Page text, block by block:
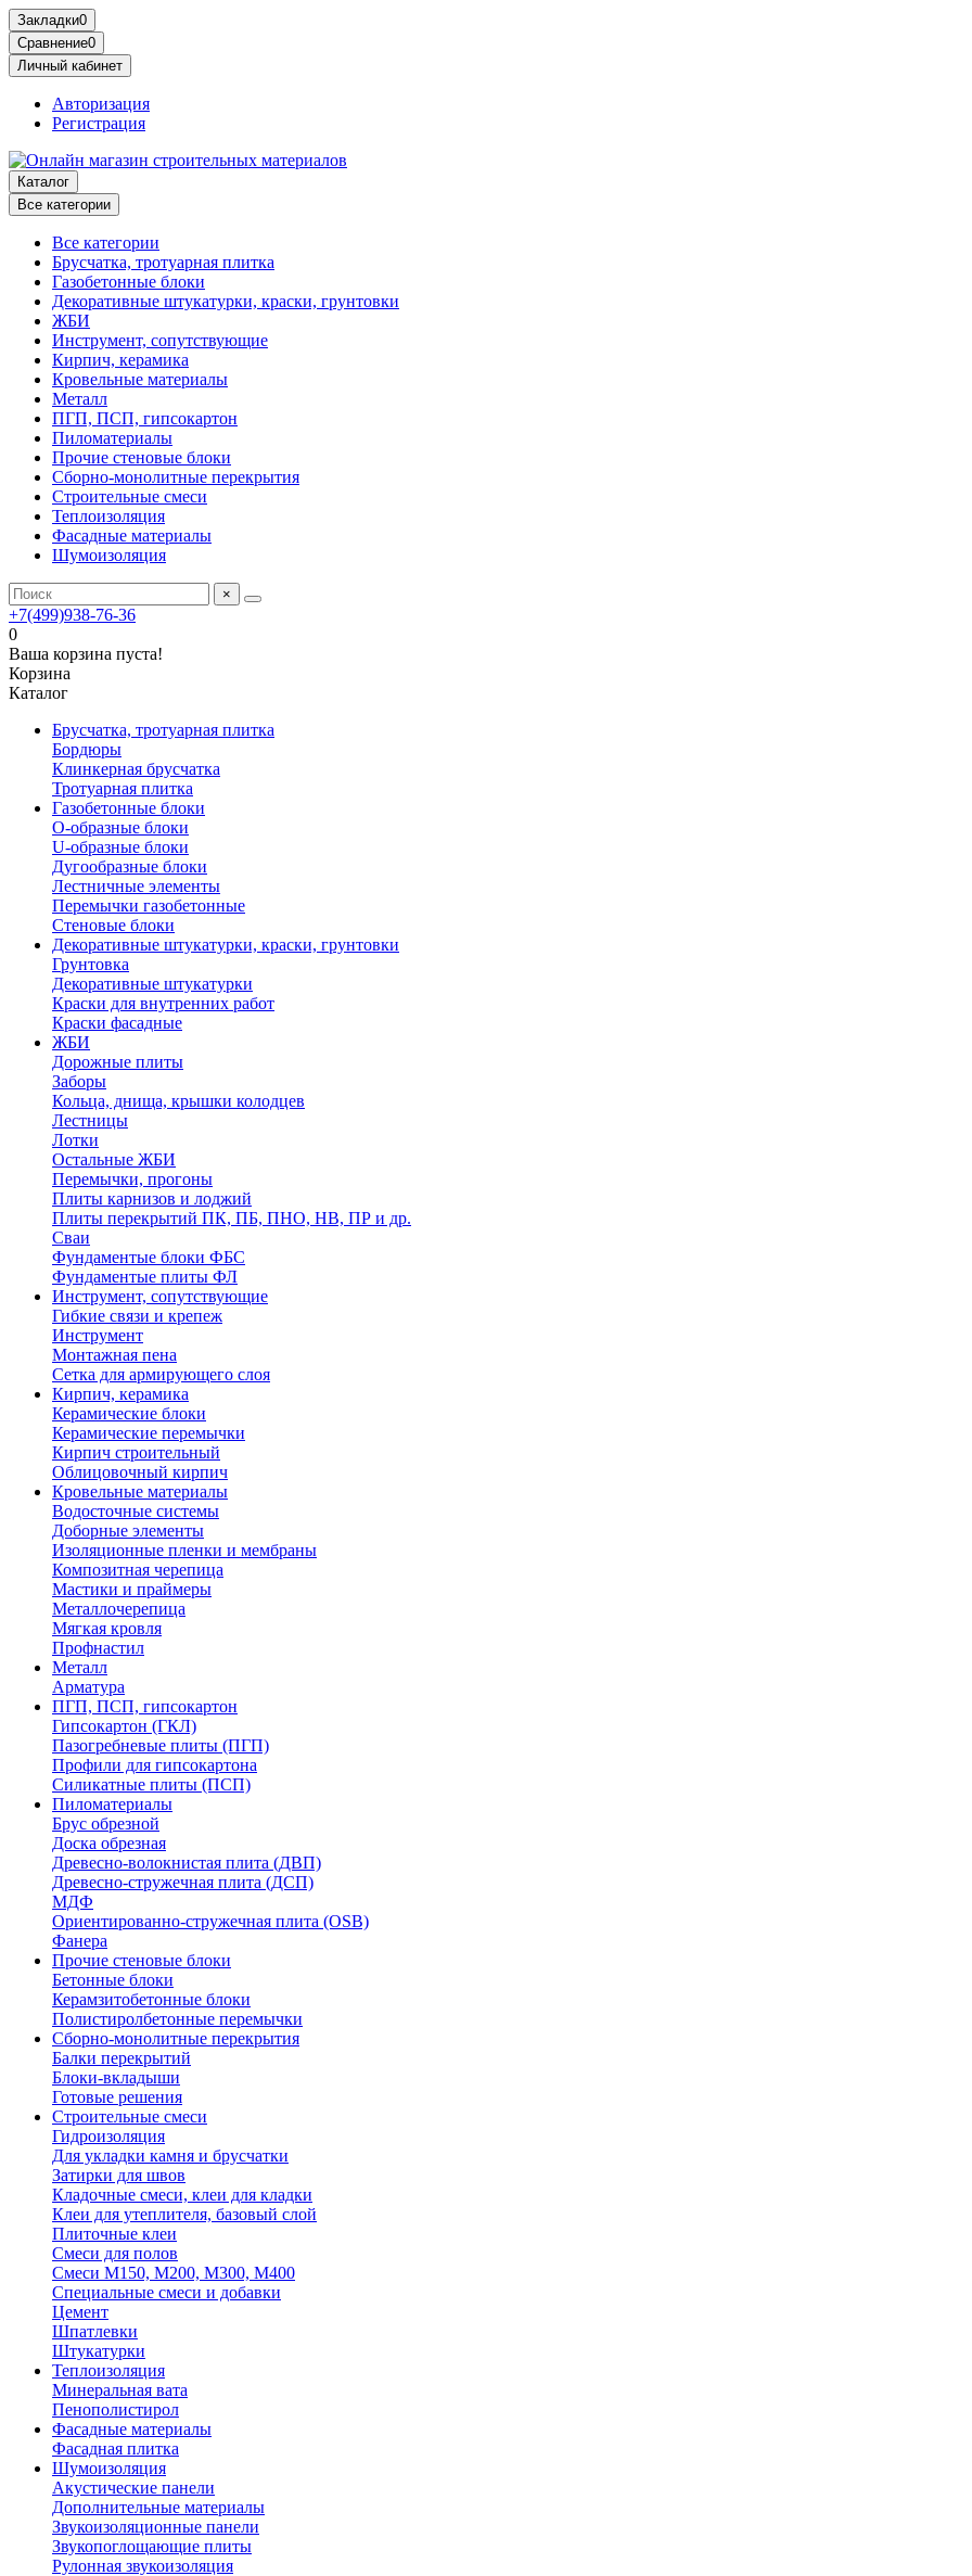
Закладки0
Сравнение0
Личный кабинет
Авторизация
Регистрация
Каталог
Все категории
Все категории
Брусчатка, тротуарная плитка
Газобетонные блоки
Декоративные штукатурки, краски, грунтовки
ЖБИ
Инструмент, сопутствующие
Кирпич, керамика
Кровельные материалы
Металл
ПГП, ПСП, гипсокартон
Пиломатериалы
Прочие стеновые блоки
Сборно-монолитные перекрытия
Строительные смеси
Теплоизоляция
Фасадные материалы
Шумоизоляция
×
+7(499)938-76-36
0
Ваша корзина пуста!
Корзина
Каталог
Брусчатка, тротуарная плитка
Бордюры
Клинкерная брусчатка
Тротуарная плитка
Газобетонные блоки
O-образные блоки
U-образные блоки
Дугообразные блоки
Лестничные элементы
Перемычки газобетонные
Стеновые блоки
Декоративные штукатурки, краски, грунтовки
Грунтовка
Декоративные штукатурки
Краски для внутренних работ
Краски фасадные
ЖБИ
Дорожные плиты
Заборы
Кольца, днища, крышки колодцев
Лестницы
Лотки
Остальные ЖБИ
Перемычки, прогоны
Плиты карнизов и лоджий
Плиты перекрытий ПК, ПБ, ПНО, НВ, ПР и др.
Сваи
Фундаментые блоки ФБС
Фундаментые плиты ФЛ
Инструмент, сопутствующие
Гибкие связи и крепеж
Инструмент
Монтажная пена
Сетка для армирующего слоя
Кирпич, керамика
Керамические блоки
Керамические перемычки
Кирпич строительный
Облицовочный кирпич
Кровельные материалы
Водосточные системы
Доборные элементы
Изоляционные пленки и мембраны
Композитная черепица
Мастики и праймеры
Металлочерепица
Мягкая кровля
Профнастил
Металл
Арматура
ПГП, ПСП, гипсокартон
Гипсокартон (ГКЛ)
Пазогребневые плиты (ПГП)
Профили для гипсокартона
Силикатные плиты (ПСП)
Пиломатериалы
Брус обрезной
Доска обрезная
Древесно-волокнистая плита (ДВП)
Древесно-стружечная плита (ДСП)
МДФ
Ориентированно-стружечная плита (OSB)
Фанера
Прочие стеновые блоки
Бетонные блоки
Керамзитобетонные блоки
Полистиролбетонные перемычки
Сборно-монолитные перекрытия
Балки перекрытий
Блоки-вкладыши
Готовые решения
Строительные смеси
Гидроизоляция
Для укладки камня и брусчатки
Затирки для швов
Кладочные смеси, клеи для кладки
Клеи для утеплителя, базовый слой
Плиточные клеи
Смеси для полов
Смеси М150, М200, М300, М400
Специальные смеси и добавки
Цемент
Шпатлевки
Штукатурки
Теплоизоляция
Минеральная вата
Пенополистирол
Фасадные материалы
Фасадная плитка
Шумоизоляция
Акустические панели
Дополнительные материалы
Звукоизоляционные панели
Звукопоглощающие плиты
Рулонная звукоизоляция